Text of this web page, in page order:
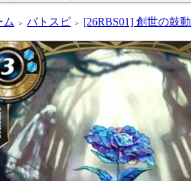
ム ＞ バトスピ ＞ [26RBS01] 創世の鼓動